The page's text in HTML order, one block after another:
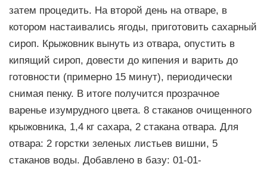
затем процедить. На второй день на отваре, в
котором настаивались ягоды, приготовить сахарный
сироп. Крыжовник вынуть из отвара, опустить в
кипящий сироп, довести до кипения и варить до
готовности (примерно 15 минут), периодически
снимая пенку. В итоге получится прозрачное
варенье изумрудного цвета. 8 стаканов очищенного
крыжовника, 1,4 кг сахара, 2 стакана отвара. Для
отвара: 2 горстки зеленых листьев вишни, 5
стаканов воды. Добавлено в базу: 01-01-